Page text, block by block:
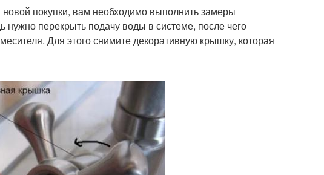
покупки, вам необходимо выполнить замеры
нужно перекрыть подачу воды в системе, после чего
Для этого снимите декоративную крышку, которая